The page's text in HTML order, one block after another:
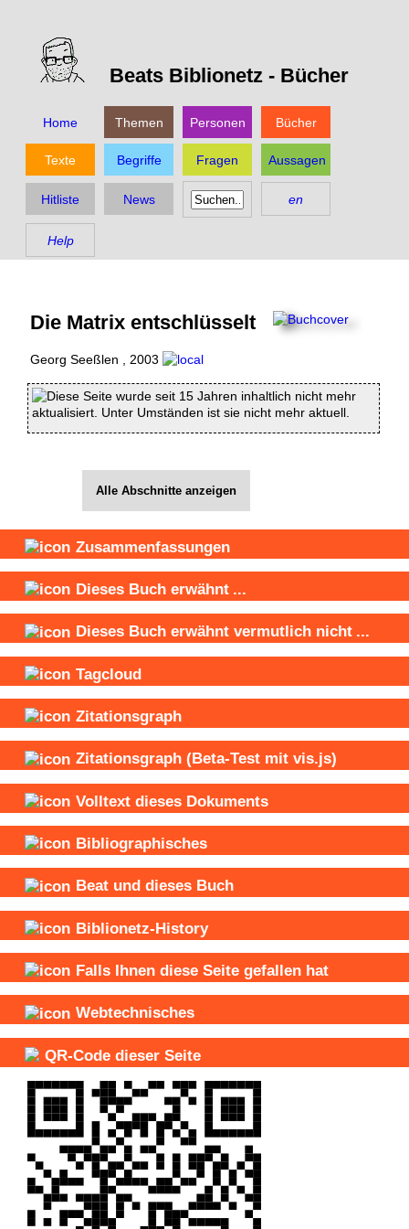
Beats Biblionetz - Bücher
Home Themen Personen Bücher
Texte Begriffe Fragen Aussagen
Hitliste News en
Help
Die Matrix entschlüsselt
Georg Seeßlen 2003
Diese Seite wurde seit 15 Jahren inhaltlich nicht mehr
aktualisiert. Unter Umständen ist sie nicht mehr aktuell.
Alle Abschnitte anzeigen
Zusammenfassungen
Dieses Buch erwähnt ...
Dieses Buch erwähnt vermutlich nicht ...
Tagcloud
Zitationsgraph
Zitationsgraph (Beta-Test mit vis.js)
Volltext dieses Dokuments
Bibliographisches
Beat und dieses Buch
Biblionetz-History
Falls Ihnen diese Seite gefallen hat
Webtechnisches
QR-Code dieser Seite